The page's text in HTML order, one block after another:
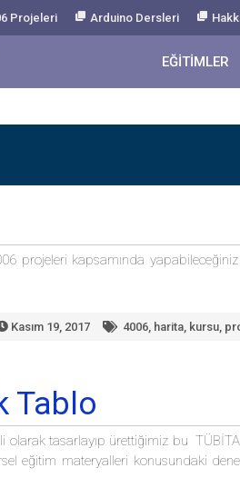
Projeleri Arduino Dersleri
EĞITIMLER
projeleri kapsamında
Kasım 19, 2017 4006, harita, kursu,
Tablo
tasarlayıp ürettiğimiz bu
eğitim materyalleri konusundaki